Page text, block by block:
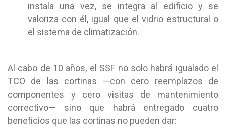
instala una vez, se integra al edificio y se
valoriza con él, igual que el vidrio estructural o
el sistema de climatización.
Al cabo de 10 años, el SSF no solo habrá igualado el
TCO de las cortinas —con cero reemplazos de
componentes y cero visitas de mantenimiento
correctivo— sino que habrá entregado cuatro
beneficios que las cortinas no pueden dar: